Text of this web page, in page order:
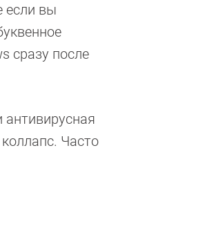
если вы
сразу после
Часто